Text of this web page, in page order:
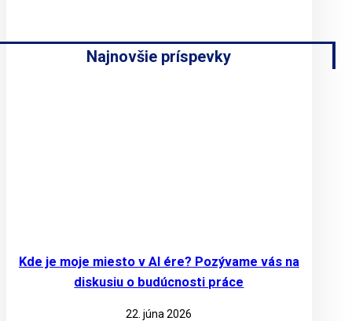
Najnovšie príspevky
Kde je moje miesto v AI ére? Pozývame vás na
diskusiu o budúcnosti práce
22. júna 2026